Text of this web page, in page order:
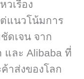
วเรื่อง
แนวโน้มการ
ดเจน จาก
และ Alibaba ที่
าส่งของโลก